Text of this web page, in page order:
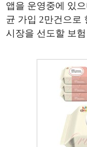
앱을 운영중에 있
균 가입 2만건으로
시장을 선도할 보